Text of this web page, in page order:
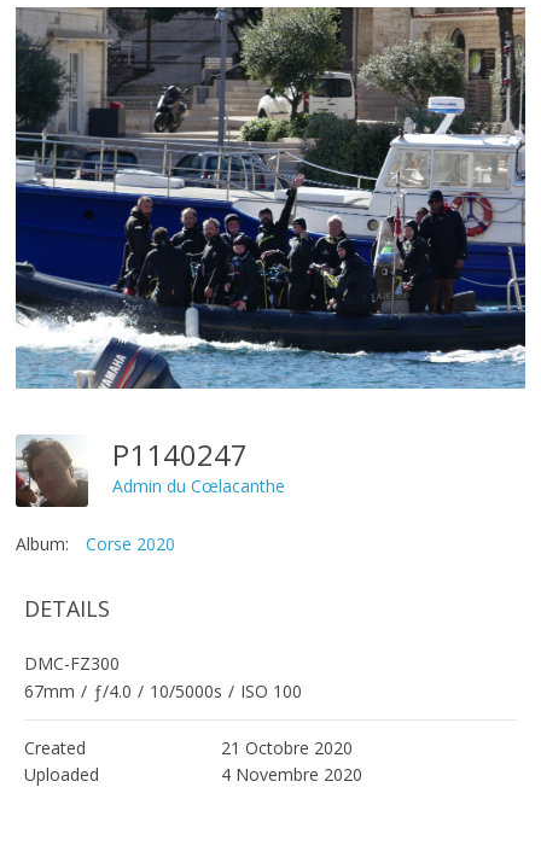
P1140247
Admin du Cœlacanthe
Album: Corse 2020
DETAILS
DMC-FZ300
67mm / ƒ/4.0 / 10/5000s / ISO 100
Created
21 Octobre 2020
Uploaded
4 Novembre 2020